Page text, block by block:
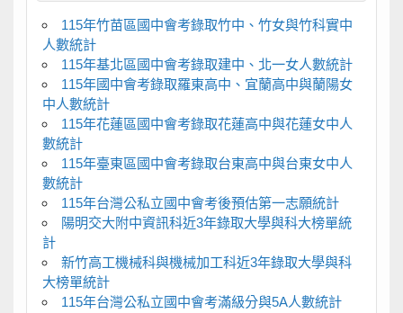
115年竹苗區國中會考錄取竹中、竹女與竹科實中
人數統計
115年基北區國中會考錄取建中、北一女人數統計
115年國中會考錄取羅東高中、宜蘭高中與蘭陽女
中人數統計
115年花蓮區國中會考錄取花蓮高中與花蓮女中人
數統計
115年臺東區國中會考錄取台東高中與台東女中人
數統計
115年台灣公私立國中會考後預估第一志願統計
陽明交大附中資訊科近3年錄取大學與科大榜單統
計
新竹高工機械科與機械加工科近3年錄取大學與科
大榜單統計
115年台灣公私立國中會考滿級分與5A人數統計